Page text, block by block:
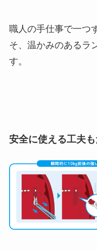
職人の手仕事で一つ
そ、温かみのあるラ
す。
安全に使える工夫も